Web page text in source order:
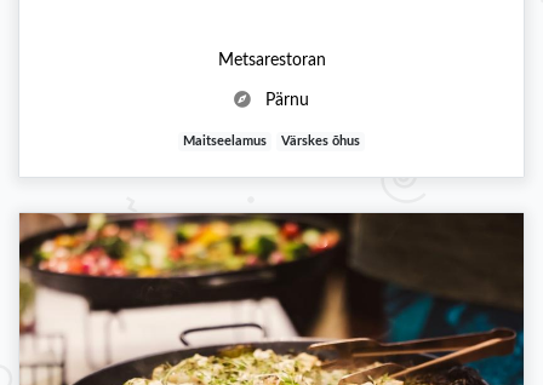
Metsarestoran
Pärnu
Maitseelamus Värskes õhus